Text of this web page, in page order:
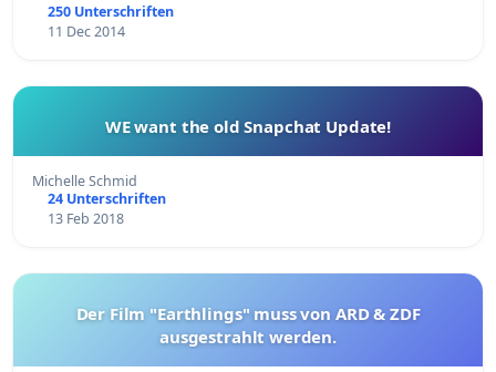
250 Unterschriften
11 Dec 2014
WE want the old Snapchat Update!
Michelle Schmid
24 Unterschriften
13 Feb 2018
Der Film "Earthlings" muss von ARD & ZDF
ausgestrahlt werden.